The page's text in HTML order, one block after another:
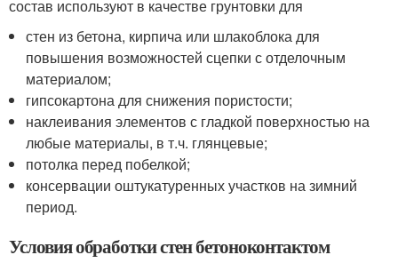
состав используют в качестве грунтовки для
стен из бетона, кирпича или шлакоблока для
повышения возможностей сцепки с отделочным
материалом;
гипсокартона для снижения пористости;
наклеивания элементов с гладкой поверхностью на
любые материалы, в т.ч. глянцевые;
потолка перед побелкой;
консервации оштукатуренных участков на зимний
период.
Условия обработки стен бетоноконтактом